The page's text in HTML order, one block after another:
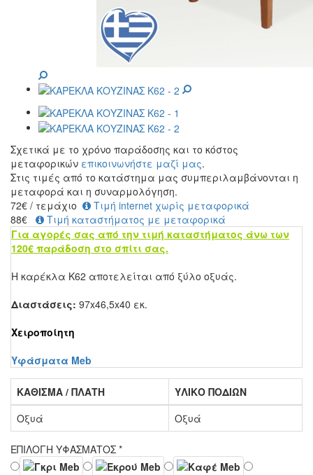
Σχετικά με το χρόνο παράδοσης και το κόστος
μεταφορικών επικοινωνήστε μαζί μας.
Στις τιμές από το κατάστημα μας συμπεριλαμβάνονται η
μεταφορά και η συναρμολόγηση.
72€ / τεμάχιο
Τιμή internet χωρίς μεταφορικά
88€
Τιμή καταστήματος με μεταφορικά
Για αγορές σας από την τιμή καταστήματος άνω των
120€ παράδοση στο σπίτι σας.
Η καρέκλα Κ62 αποτελείται από ξύλο οξυάς.
Διαστάσεις: 97x46,5x40 εκ.
Χειροποίητη
Υφάσματα Meb
ΚΑΘΙΣΜΑ / ΠΛΑΤΗ
ΥΛΙΚΟ ΠΟΔΙΩΝ
Οξυά
Οξυά
ΕΠΙΛΟΓΗ ΥΦΑΣΜΑΤΟΣ *